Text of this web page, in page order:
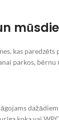
kas
parkos,